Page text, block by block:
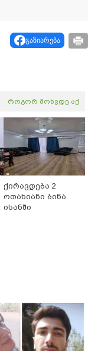
გაზიარება
როგორ მოხვდე აქ
ქირავდება 2
ოთახიანი ბინა
ისანში